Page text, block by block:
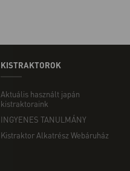
KISTRAKTOROK
Aktuális használt japán
kistraktoraink
INGYENES TANULMÁNY
Kistraktor Alkatrész Webáruház